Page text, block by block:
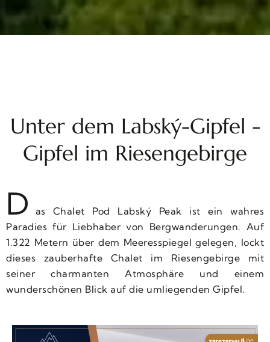
Unter dem Labský-Gipfel -
Gipfel im Riesengebirge
D
as Chalet Pod Labský Peak ist ein wahres
Paradies für Liebhaber von Bergwanderungen. Auf
1.322 Metern über dem Meeresspiegel gelegen, lockt
dieses zauberhafte Chalet im Riesengebirge mit
seiner charmanten Atmosphäre und einem
wunderschönen Blick auf die umliegenden Gipfel.